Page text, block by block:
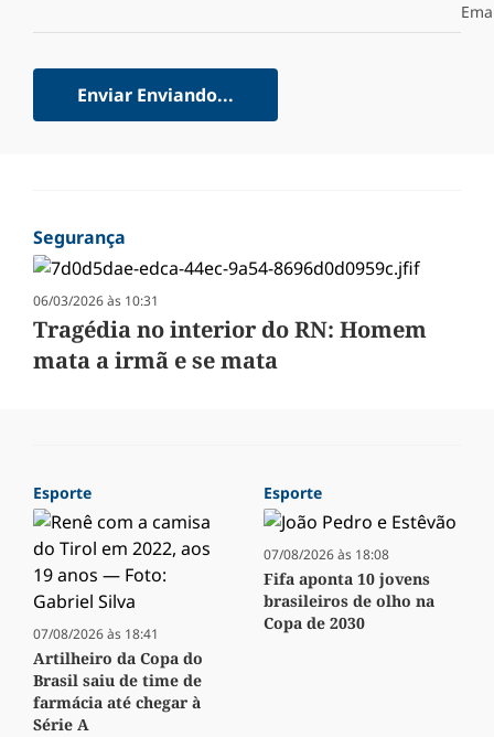
Enviar Enviando...
Segurança
06/03/2026 às 10:31
Tragédia no interior do RN: Homem
mata a irmã e se mata
Esporte
07/08/2026 às 18:41
Artilheiro da Copa do
Brasil saiu de time de
farmácia até chegar à
Série A
Esporte
07/08/2026 às 18:08
Fifa aponta 10 jovens
brasileiros de olho na
Copa de 2030